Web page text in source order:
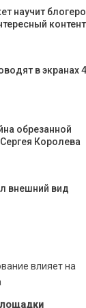
научит
контент
в экранах
обрезанной
Королева
внешний вид
влияет на